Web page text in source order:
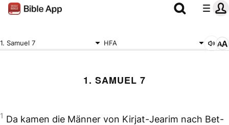
1. Samuel 7 HFA
1. SAMUEL 7
1 Da kamen die Männer von Kirjat-Jearim nach Bet-